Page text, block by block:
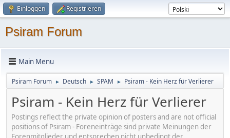
Einloggen Registrieren
Psiram Forum
Main Menu
Psiram Forum ► Deutsch ► SPAM ► Psiram - Kein Herz für Verlierer
Psiram - Kein Herz für Verlierer
Postings reflect the private opinion of posters and are not official
positions of Psiram - Foreneinträge sind private Meinungen der